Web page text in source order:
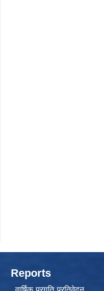
Reports